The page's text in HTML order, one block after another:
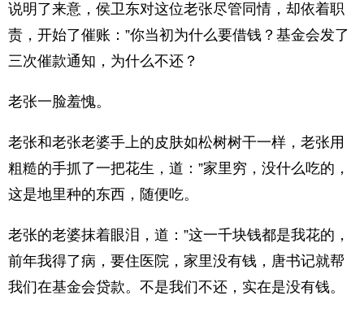
说明了来意，侯卫东对这位老张尽管同情，却依着职
责，开始了催账：”你当初为什么要借钱？基金会发了
三次催款通知，为什么不还？
老张一脸羞愧。
老张和老张老婆手上的皮肤如松树树干一样，老张用
粗糙的手抓了一把花生，道：”家里穷，没什么吃的，
这是地里种的东西，随便吃。
老张的老婆抹着眼泪，道：”这一千块钱都是我花的，
前年我得了病，要住医院，家里没有钱，唐书记就帮
我们在基金会贷款。不是我们不还，实在是没有钱。